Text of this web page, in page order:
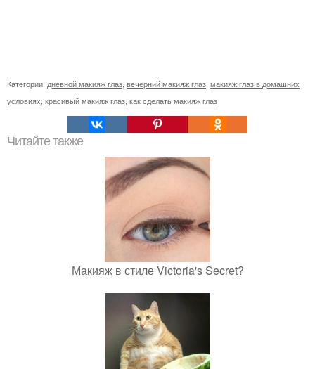
Категории: дневной макияж глаз вечерний макияж глаз макияж глаз в домашних
условиях красивый макияж глаз как сделать макияж глаз
Читайте также
Макияж в стиле Victoria's Secret?